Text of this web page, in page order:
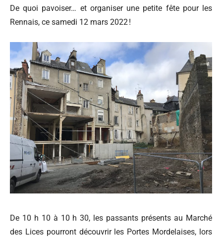
De quoi pavoiser… et organiser une petite fête pour les
Rennais, ce samedi 12 mars 2022 !
De 10 h 10 à 10 h 30, les passants présents au Marché
des Lices pourront découvrir les Portes Mordelaises, lors